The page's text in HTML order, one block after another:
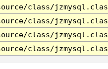
class/
class/
class/
class/